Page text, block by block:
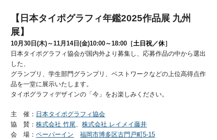
【日本タイポグラフィ年鑑2025作品展 九州
展】
10月30日(木)～11月14日(金)10:00～18:00［土日祝／休］
日本タイポグラフィ協会が国内外より募集し、応募作品の中から選出
した、
グランプリ、学生部門グランプリ、ベストワークなどの上位高得点作
品を一堂に展示いたします。
タイポグラフィデザインの「今」をお楽しみください。
主 催： 日本タイポグラフィ協会
協 賛：株式会社 竹尾 、株式会社 レイメイ藤井
会 場：ペーパーイン
福岡市博多区古門戸町5-15